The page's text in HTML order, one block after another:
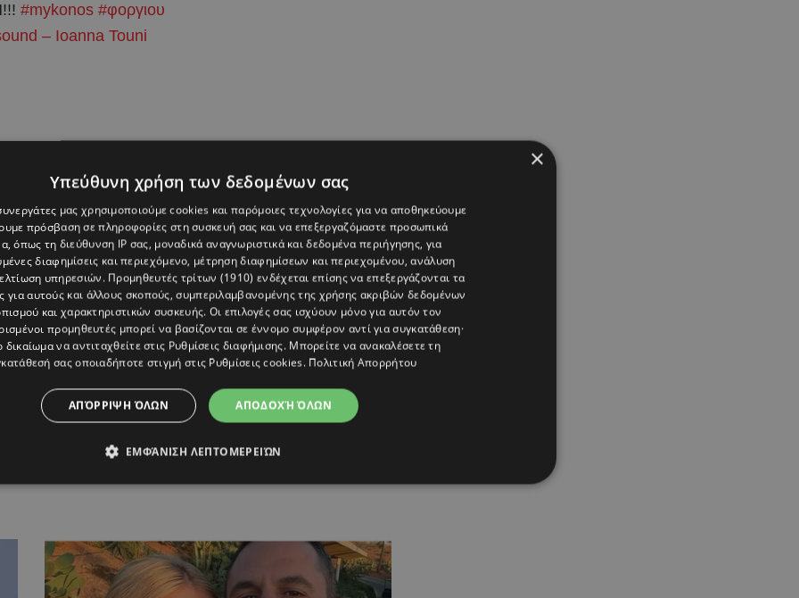
#mykonos #φοργιου
– Ioanna Touni
ΤΟΥΝΗ,ΜΥΚΟΝΟΣ,ΞΕΝΟΔΟΧΕΙΟ,ΠΑΡΗΣ
×
Υπεύθυνη χρήση των δεδομένων σας
μας χρησιμοποιούμε cookies και παρόμοιες τεχνολογίες για να αποθηκεύουμε
πρόσβαση σε πληροφορίες στη συσκευή σας και να επεξεργαζόμαστε προσωπικά
όπως τη διεύθυνση IP σας, μοναδικά αναγνωριστικά και δεδομένα περιήγησης, για
διαφημίσεις και περιεχόμενο, μέτρηση διαφημίσεων και περιεχομένου, ανάλυση
υπηρεσιών. Προμηθευτές τρίτων (1910) ενδέχεται επίσης να επεξεργάζονται τα
για αυτούς και άλλους σκοπούς, συμπεριλαμβανομένης της χρήσης ακριβών δεδομένων
και χαρακτηριστικών συσκευής. Οι επιλογές σας ισχύουν μόνο για αυτόν τον
προμηθευτές μπορεί να βασίζονται σε έννομο συμφέρον αντί για συγκατάθεση·
δικαίωμα να αντιταχθείτε στις Ρυθμίσεις διαφήμισης. Μπορείτε να ανακαλέσετε τη
σας οποιαδήποτε στιγμή στις Ρυθμίσεις cookies. Πολιτική Απορρήτου
ΑΠΟΔΟΧΉ ΌΛΩΝ
ΑΠΌΡΡΙΨΗ ΌΛΩΝ
ΕΜΦΆΝΙΣΗ ΛΕΠΤΟΜΕΡΕΙΏΝ